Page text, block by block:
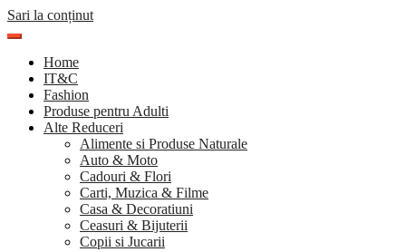
Sari la conținut
Home
IT&C
Fashion
Produse pentru Adulti
Alte Reduceri
Alimente si Produse Naturale
Auto & Moto
Cadouri & Flori
Carti, Muzica & Filme
Casa & Decoratiuni
Ceasuri & Bijuterii
Copii si Jucarii